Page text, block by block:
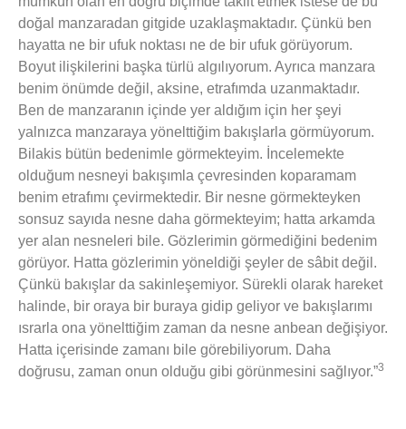
doğal manzaradan gitgide uzaklaşmaktadır. Çünkü ben
hayatta ne bir ufuk noktası ne de bir ufuk görüyorum.
Boyut ilişkilerini başka türlü algılıyorum. Ayrıca manzara
benim önümde değil, aksine, etrafımda uzanmaktadır.
Ben de manzaranın içinde yer aldığım için her şeyi
yalnızca manzaraya yönelttiğim bakışlarla görmüyorum.
Bilakis bütün bedenimle görmekteyim. İncelemekte
olduğum nesneyi bakışımla çevresinden koparamam
benim etrafımı çevirmektedir. Bir nesne görmekteyken
sonsuz sayıda nesne daha görmekteyim; hatta arkamda
yer alan nesneleri bile. Gözlerimin görmediğini bedenim
görüyor. Hatta gözlerimin yöneldiği şeyler de sâbit değil.
Çünkü bakışlar da sakinleşemiyor. Sürekli olarak hareket
halinde, bir oraya bir buraya gidip geliyor ve bakışlarımı
ısrarla ona yönelttiğim zaman da nesne anbean değişiyor.
Hatta içerisinde zamanı bile görebiliyorum. Daha
doğrusu, zaman onun olduğu gibi görünmesini sağlıyor.”3